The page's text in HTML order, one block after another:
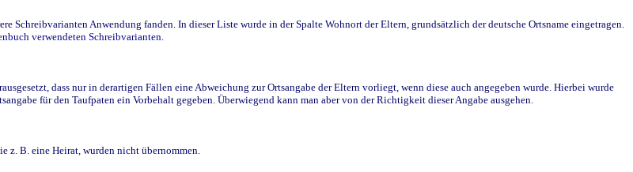
Schreibvarianten Anwendung fanden. In dieser Liste wurde in der Spalte Wohnort der Eltern, grundsätzlich der deutsche Ortsname eingetragen.
verwendeten Schreibvarianten.
dass nur in derartigen Fällen eine Abweichung zur Ortsangabe der Eltern vorliegt, wenn diese auch angegeben wurde. Hierbei wurde
für den Taufpaten ein Vorbehalt gegeben. Überwiegend kann man aber von der Richtigkeit dieser Angabe ausgehen.
z. B. eine Heirat, wurden nicht übernommen.